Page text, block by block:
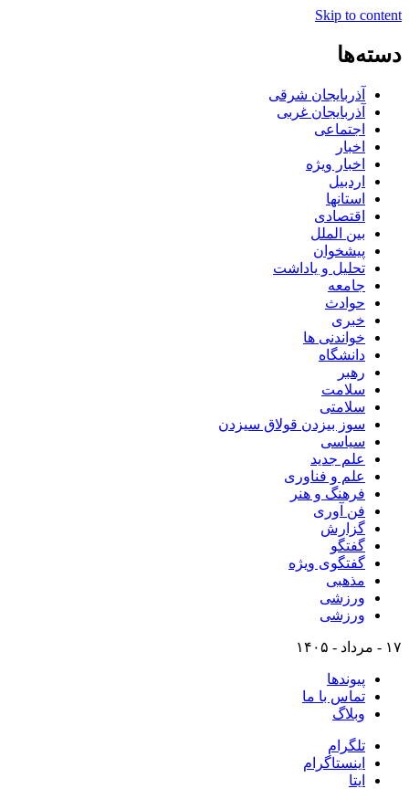
Skip to content
دسته‌ها
آذربایجان شرقی
آذربایجان غربی
اجتماعی
اخبار
اخبار ویژه
اردبیل
استانها
اقتصادی
بین الملل
پیشخوان
تحلیل و یاداشت
جامعه
حوادث
خبری
خواندنی ها
دانشگاه
رهبر
سلامت
سلامتی
سوز بیزدن قولاق سیزدن
سیاسی
علم جدید
علم و فناوری
فرهنگ و هنر
فن آوری
گزارش
گفتگو
گفتگوی ویژه
مذهبی
ورزشی
ورزشی
۱۷ - مرداد - ۱۴۰۵
پیوندها
تماس با ما
وبلاگ
تلگرام
اینستاگرام
ایتا